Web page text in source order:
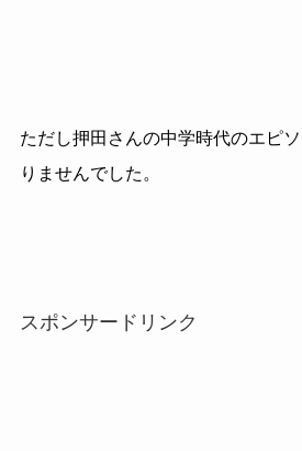
ただし押田さんの中学時代のエピ
りませんでした。
スポンサードリンク